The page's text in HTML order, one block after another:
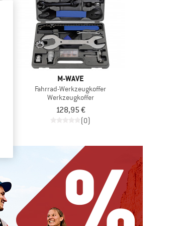
M-WAVE
Fahrrad-Werkzeugkoffer
Werkzeugkoffer
128,95 €
(0)